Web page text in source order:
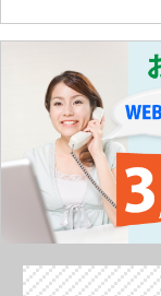
稿
ビ
ゲ
ー
シ
ョ
ン